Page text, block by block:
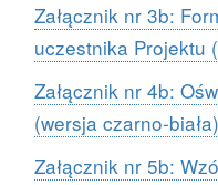
Załącznik nr 3b:
uczestnika Projektu
Załącznik nr 4b:
(wersja czarno-biała)
Załącznik nr 5b: